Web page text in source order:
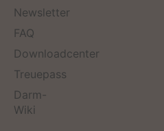
Newsletter
FAQ
Downloadcenter
Treuepass
Darm-
Wiki